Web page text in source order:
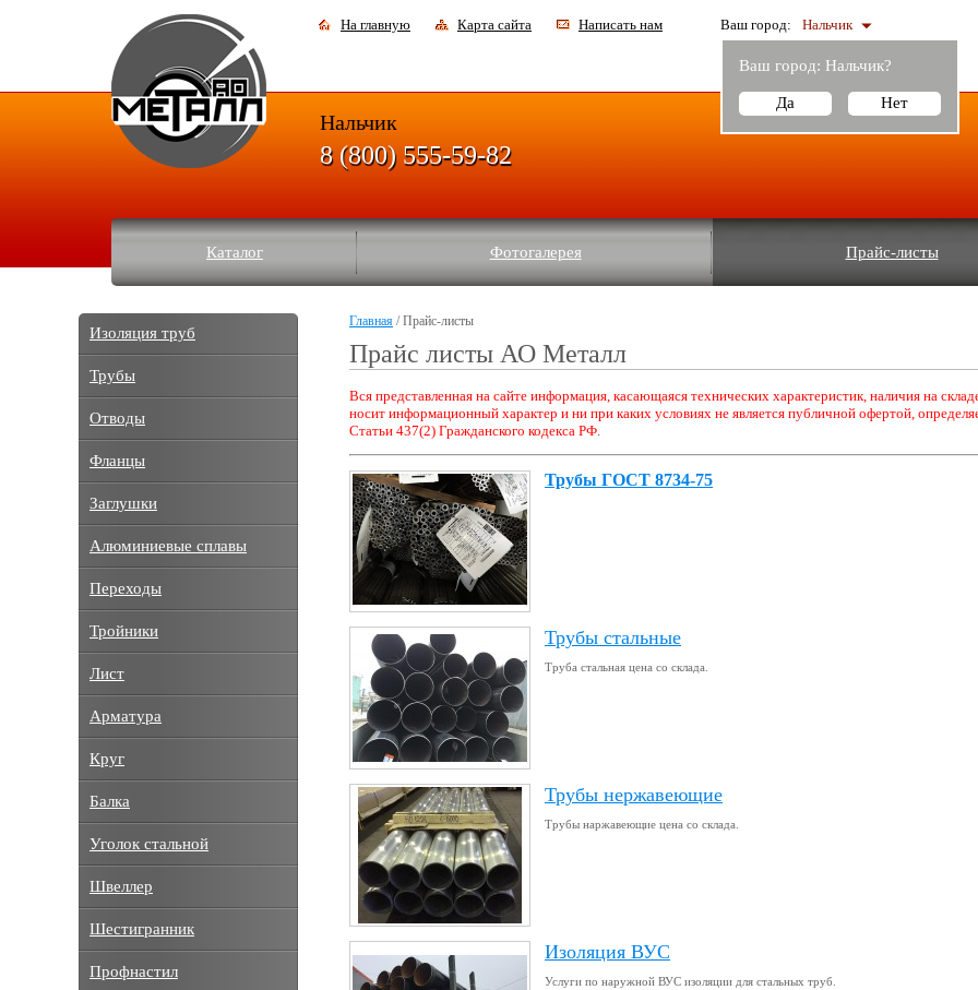
На главную Карта сайта Написать нам Ваш город: Нальчик
Ваш город: Нальчик?
Да Нет
Каталог Фотогалерея Прайс-листы
Нальчик
8 (800) 555-59-82
Главная / Прайс-листы
Прайс листы АО Металл
Вся представленная на сайте информация, касающаяся технических характеристик, наличия на
носит информационный характер и ни при каких условиях не является публичной офертой,
Статьи 437(2) Гражданского кодекса РФ.
Трубы ГОСТ 8734-75
Трубы стальные
Труба стальная цена со склада.
Трубы нержавеющие
Трубы наржавеющие цена со склада.
Изоляция ВУС
Услуги по наружной ВУС изоляции для стальных труб.
Изоляция труб
Трубы
Отводы
Фланцы
Заглушки
Алюминиевые сплавы
Переходы
Тройники
Лист
Арматура
Круг
Балка
Уголок стальной
Швеллер
Шестигранник
Профнастил